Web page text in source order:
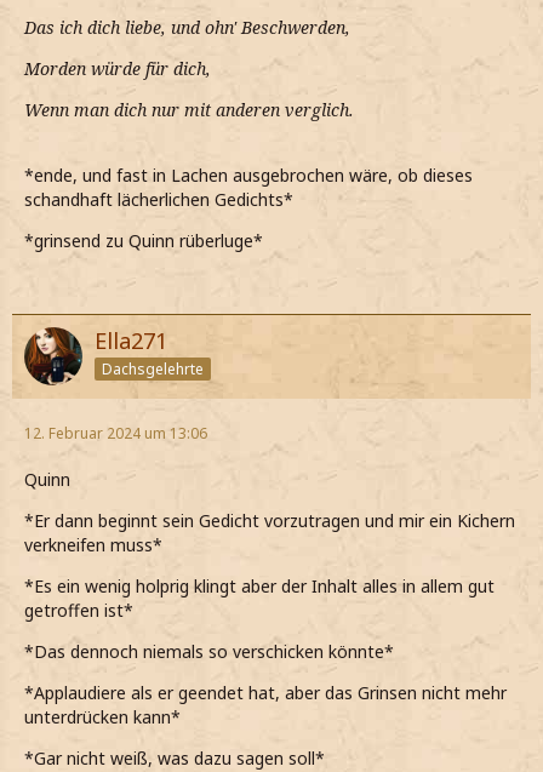
Das ich dich liebe, und ohn' Beschwerden,
Morden würde für dich,
Wenn man dich nur mit anderen verglich.
*ende, und fast in Lachen ausgebrochen wäre, ob dieses
schandhaft lächerlichen Gedichts*
*grinsend zu Quinn rüberluge*
Ella271
Dachsgelehrte
12. Februar 2024 um 13:06
Quinn
*Er dann beginnt sein Gedicht vorzutragen und mir ein Kichern
verkneifen muss*
*Es ein wenig holprig klingt aber der Inhalt alles in allem gut
getroffen ist*
*Das dennoch niemals so verschicken könnte*
*Applaudiere als er geendet hat, aber das Grinsen nicht mehr
unterdrücken kann*
*Gar nicht weiß, was dazu sagen soll*